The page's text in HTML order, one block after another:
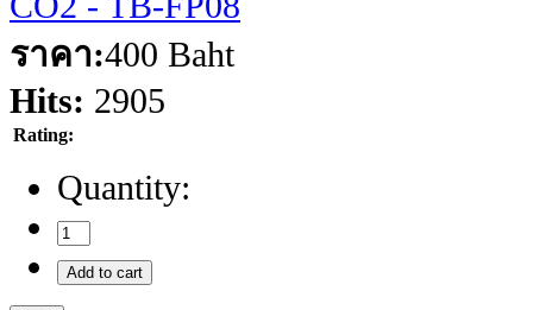
ราคา:400 Baht
Hits: 2905
Rating:
Quantity: